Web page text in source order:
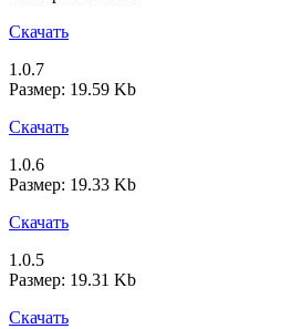
Скачать
1.0.7
Размер: 19.59 Kb
Скачать
1.0.6
Размер: 19.33 Kb
Скачать
1.0.5
Размер: 19.31 Kb
Скачать